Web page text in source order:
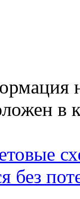
в
без